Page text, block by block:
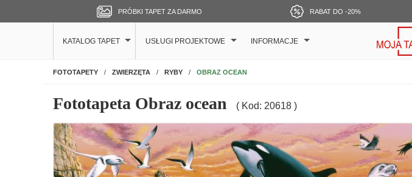
PRÓBKI TAPET ZA DARMO RABAT DO -20%
KATALOG TAPET USŁUGI PROJEKTOWE INFORMACJE
FOTOTAPETYNA ŚCIANĘ
ZWIERZĘTA RYBY OBRAZ OCEAN
Fototapeta Obraz ocean ( Kod: 20618 )